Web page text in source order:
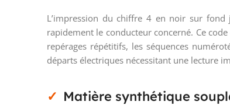
L’impression du chiffre 4 en noir sur
rapidement le conducteur concerné. Ce
repérages répétitifs, les séquences
départs électriques nécessitant une lecture
Matière synthétique